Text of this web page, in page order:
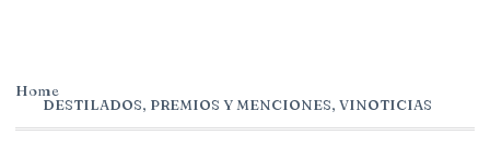
Home
DESTILADOS, PREMIOS Y MENCIONES, VINOTICIAS